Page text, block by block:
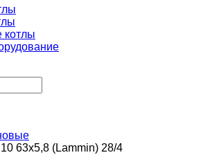
котлы
63х5,8 (Lammin) 28/4